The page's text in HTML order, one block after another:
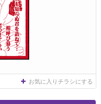
お気に入りチラシにする